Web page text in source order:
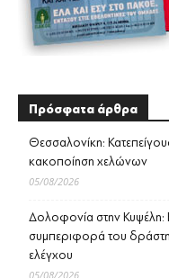
Πρόσφατα άρθρα
Θεσσαλονίκη:
κακοποίηση χελώνων
05/08/2026
Δολοφονία στην Κυψέλη:
συμπεριφορά του δράστη
ελέγχου
05/08/2026